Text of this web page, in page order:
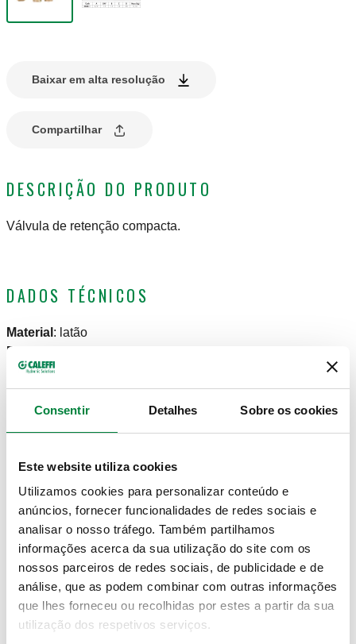
Consentir Detalhes Sobre os cookies
Este website utiliza cookies
Utilizamos cookies para personalizar conteúdo e
anúncios, fornecer funcionalidades de redes sociais e
analisar o nosso tráfego. Também partilhamos
informações acerca da sua utilização do site com os
nossos parceiros de redes sociais, de publicidade e de
análise, que as podem combinar com outras informações
que lhes forneceu ou recolhidas por estes a partir da sua
utilização dos respetivos serviços.
Baixar em alta resolução
Compartilhar
DESCRIÇÃO DO PRODUTO
Válvula de retenção compacta.
DADOS TÉCNICOS
Material : latão
Range temperatura do meio
Pressão máxima de operação
CERTIFICAÇÕES
DESENHOS E ESPECIFICAÇÕES